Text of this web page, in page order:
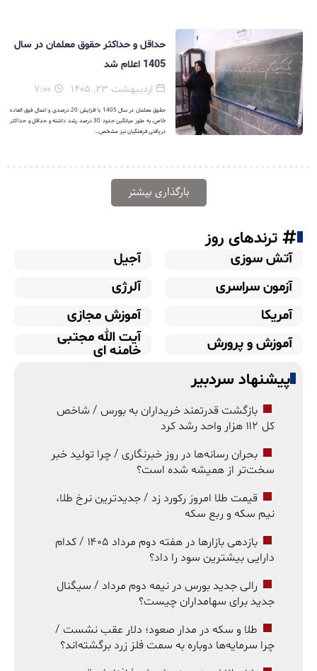
حداقل و حداکثر حقوق معلمان در سال
1405 اعلام شد
اردیبهشت ۲۳, ۱۴۰۵
حقوق معلمان در سال 1405 با افزایش 20 درصدی و اعمال فوق العاده
خاص، به طور میانگین حدود 30 درصد رشد داشته و حداقل و حداکثر
دریافتی فرهنگیان نیز مشخص...
بارگذاری بیشتر
ترندهای روز
آتش سوزی
آجیل
آزمون سراسری
آلرژی
آمریکا
آموزش مجازی
آموزش و پرورش
آیت الله مجتبی
خامنه ای
پیشنهاد سردبیر
بازگشت قدرتمند خریداران به بورس / شاخص
کل ۱۱۲ هزار واحد رشد کرد
بحران رسانه‌ها در روز خبرنگاری / چرا تولید خبر
سخت‌تر از همیشه شده است؟
قیمت طلا امروز رکورد زد / جدیدترین نرخ طلا،
نیم سکه و ربع سکه
بازدهی بازارها در هفته دوم مرداد ۱۴۰۵ / کدام
دارایی بیشترین سود را داد؟
رالی جدید بورس در نیمه دوم مرداد / سیگنال
جدید برای سهامداران چیست؟
طلا و سکه در مدار صعود؛ دلار عقب نشست /
چرا سرمایه‌ها دوباره به سمت فلز زرد برگشته‌اند؟